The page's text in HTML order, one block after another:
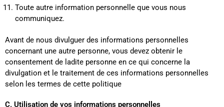
Toute autre information personnelle que vous nous
communiquez.
Avant de nous divulguer des informations personnelles
concernant une autre personne, vous devez obtenir le
consentement de ladite personne en ce qui concerne la
divulgation et le traitement de ces informations personnelles
selon les termes de cette politique
C. Utilisation de vos informations personnelles